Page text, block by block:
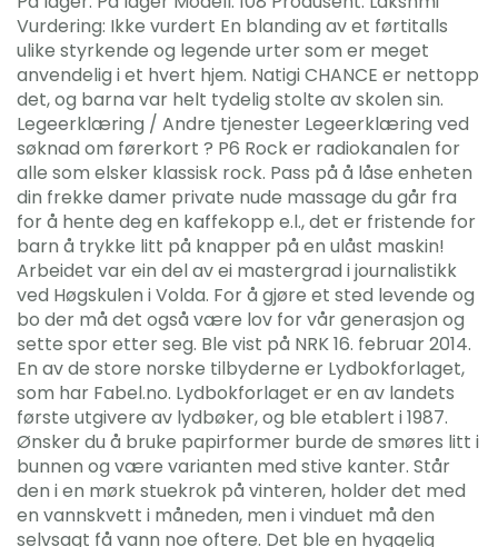
Vurdering: Ikke vurdert En blanding av et førtitalls
ulike styrkende og legende urter som er meget
anvendelig i et hvert hjem. Natigi CHANCE er nettopp
det, og barna var helt tydelig stolte av skolen sin.
Legeerklæring / Andre tjenester Legeerklæring ved
søknad om førerkort ? P6 Rock er radiokanalen for
alle som elsker klassisk rock. Pass på å låse enheten
din frekke damer private nude massage du går fra
for å hente deg en kaffekopp e.l., det er fristende for
barn å trykke litt på knapper på en ulåst maskin!
Arbeidet var ein del av ei mastergrad i journalistikk
ved Høgskulen i Volda. For å gjøre et sted levende og
bo der må det også være lov for vår generasjon og
sette spor etter seg. Ble vist på NRK 16. februar 2014.
En av de store norske tilbyderne er Lydbokforlaget,
som har Fabel.no. Lydbokforlaget er en av landets
første utgivere av lydbøker, og ble etablert i 1987.
Ønsker du å bruke papirformer burde de smøres litt i
bunnen og være varianten med stive kanter. Står
den i en mørk stuekrok på vinteren, holder det med
en vannskvett i måneden, men i vinduet må den
selvsagt få vann noe oftere. Det ble en hyggelig